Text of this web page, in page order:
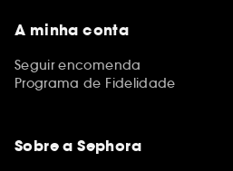
A minha conta
Seguir encomenda
Programa de Fidelidade
Sobre a Sephora